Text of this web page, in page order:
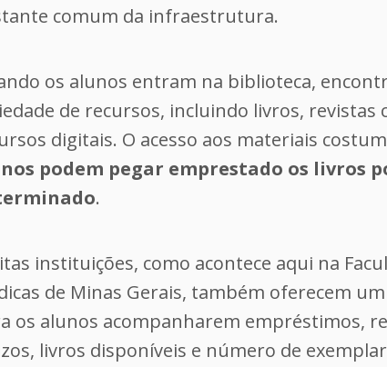
comum da infraestrutura.
os alunos entram na biblioteca,
de recursos, incluindo livros, revistas
digitais. O acesso aos materiais
podem pegar emprestado os livros
.
instituições, como acontece aqui na
de Minas Gerais, também oferecem
os alunos acompanharem empréstimos,
livros disponíveis e número de